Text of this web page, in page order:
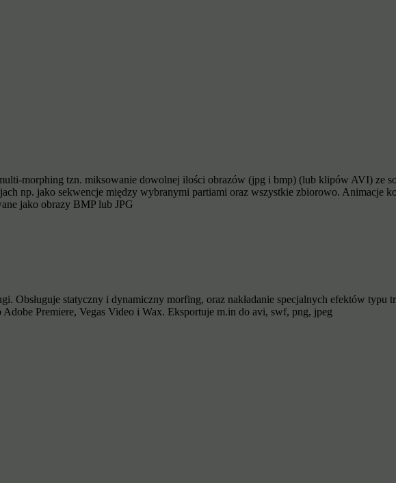
morphing tzn. miksowanie dowolnej ilości obrazów (jpg i bmp) (lub klipów AVI) ze
np. jako sekwencje między wybranymi partiami oraz wszystkie zbiorowo. Animacje
jako obrazy BMP lub JPG
Obsługuje statyczny i dynamiczny morfing, oraz nakładanie specjalnych efektów typu
Premiere, Vegas Video i Wax. Eksportuje m.in do avi, swf, png, jpeg